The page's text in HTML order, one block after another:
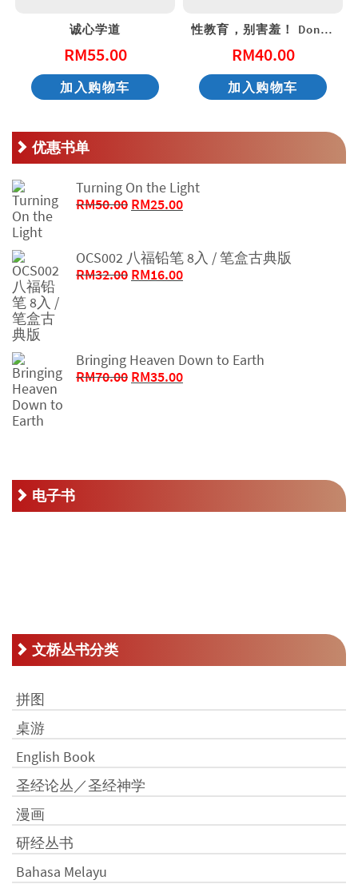
诚心学道
RM55.00
加入购物车
性教育，别害羞！ Don’t Be Shy: A Friendly Guide to Sex Education
RM40.00
加入购物车
优惠书单
Turning On the Light
RM50.00 原
RM50.00。
RM25.00当
格
为：
OCS002 八福铅笔 8入 / 笔盒古典版
RM32.00 原
RM16.00当
RM16.00。
Bringing Heaven Down to Earth
RM70.00 原
RM35.00当
电子书
文桥丛书分类
拼图
桌游
English Book
圣经论丛／圣经神学
漫画
研经丛书
Bahasa Melayu